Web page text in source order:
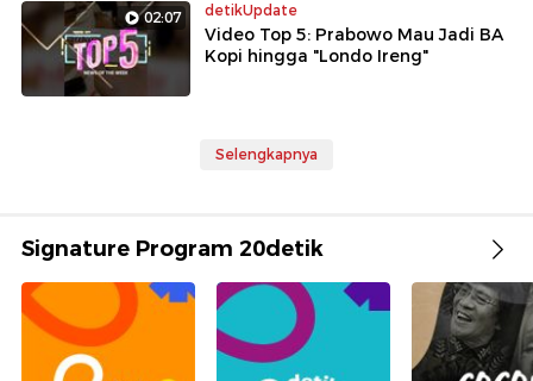
02:07 detikUpdate
Video Top 5: Prabowo Mau Jadi BA
Kopi hingga "Londo Ireng"
Selengkapnya
Signature Program 20detik